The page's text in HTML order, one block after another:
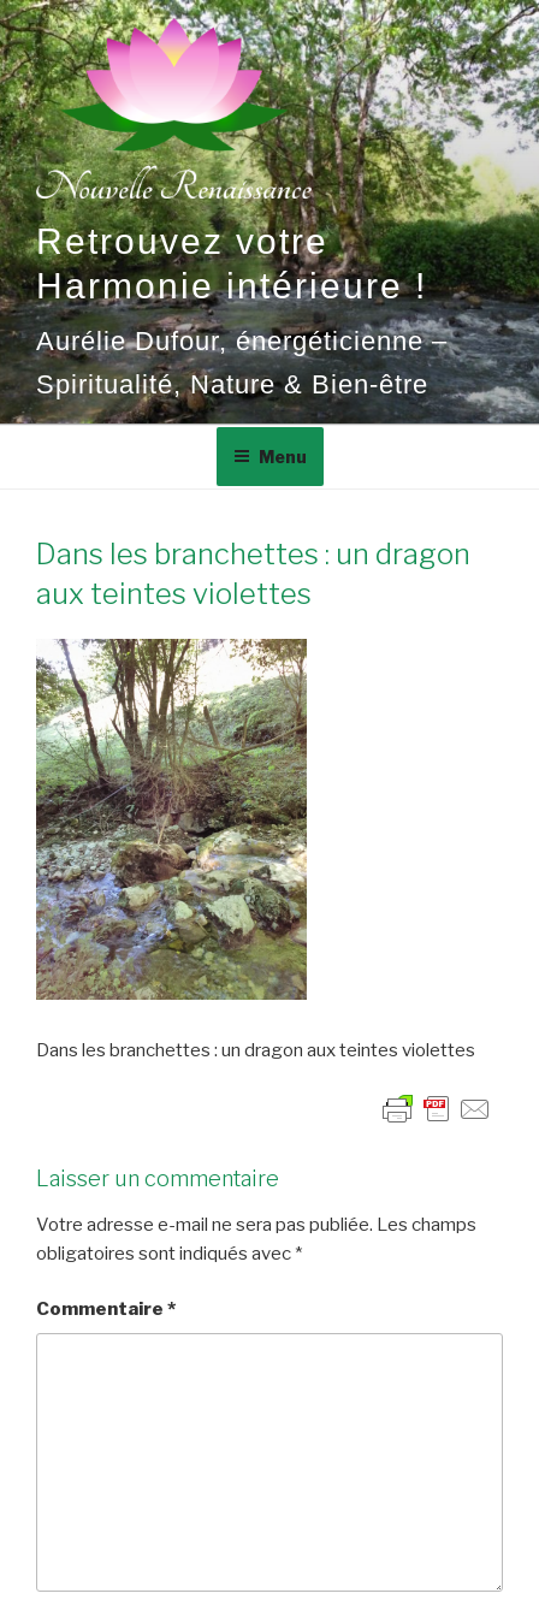
Aller
au
contenu
principal
Retrouvez votre
Harmonie intérieure !
Aurélie Dufour, énergéticienne –
Spiritualité, Nature & Bien-être
Menu
Dans les branchettes : un dragon
aux teintes violettes
Dans les branchettes : un dragon aux teintes violettes
Laisser un commentaire
Votre adresse e-mail ne sera pas publiée. Les champs
obligatoires sont indiqués avec *
Commentaire *